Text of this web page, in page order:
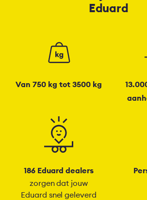
Eduard
Van 750 kg tot 3500 kg
186 Eduard dealers
zorgen dat jouw
Eduard snel geleverd